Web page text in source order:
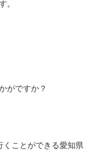
。
がですか？
ことができる愛知県